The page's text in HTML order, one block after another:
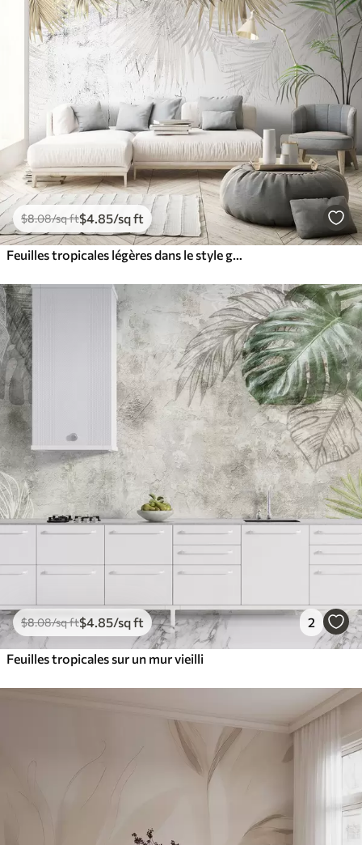
$8.08/sq ft$4 .85/sq ft
$8.08/sq ft$4 .85/sq ft 2
Feuilles tropicales sur un mur vieilli